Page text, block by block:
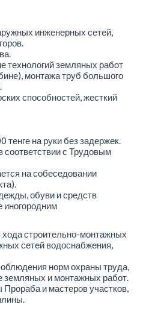
инженерных сетей,
технологий земляных работ
монтажа труб большого
способностей, жесткий
на руки без задержек.
с Трудовым
на собеседовании
обуви и средств
иногородним
хода строительно-монтажных
сетей водоснабжения,
норм охраны труда,
земляных и монтажных работ.
и мастеров участков,